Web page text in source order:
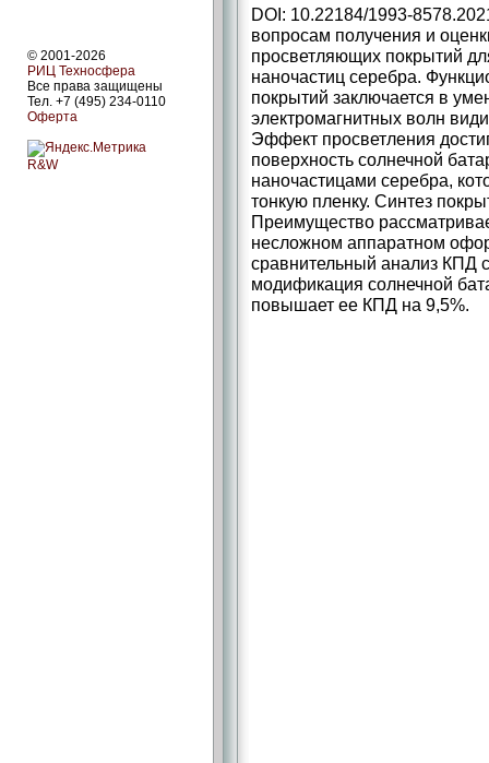
© 2001-2026
РИЦ Техносфера
Все права защищены
Тел. +7 (495) 234-0110
Оферта
R&W
DOI: 10.22184/1993-
вопросам получения и
просветляющих покрытий
наночастиц серебра.
покрытий заключается в
электромагнитных волн
Эффект просветления
поверхность солнечной
наночастицами серебра,
тонкую пленку. Синтез
Преимущество
несложном аппаратном
сравнительный анализ КПД
модификация солнечной
повышает ее КПД на 9,5%.